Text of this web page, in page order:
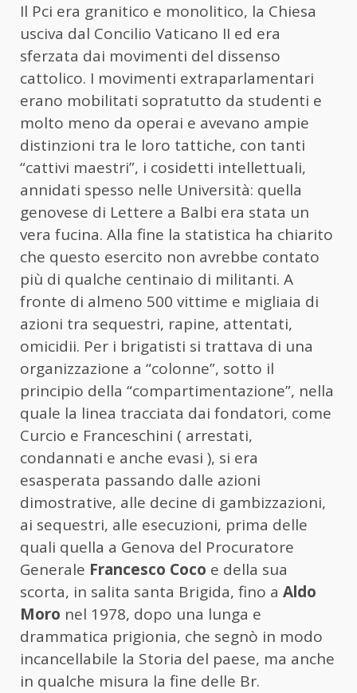
Il Pci era granitico e monolitico, la Chiesa
usciva dal Concilio Vaticano II ed era
sferzata dai movimenti del dissenso
cattolico. I movimenti extraparlamentari
erano mobilitati sopratutto da studenti e
molto meno da operai e avevano ampie
distinzioni tra le loro tattiche, con tanti
“cattivi maestri”, i cosidetti intellettuali,
annidati spesso nelle Università: quella
genovese di Lettere a Balbi era stata un
vera fucina. Alla fine la statistica ha chiarito
che questo esercito non avrebbe contato
più di qualche centinaio di militanti. A
fronte di almeno 500 vittime e migliaia di
azioni tra sequestri, rapine, attentati,
omicidii. Per i brigatisti si trattava di una
organizzazione a “colonne”, sotto il
principio della “compartimentazione”, nella
quale la linea tracciata dai fondatori, come
Curcio e Franceschini ( arrestati,
condannati e anche evasi ), si era
esasperata passando dalle azioni
dimostrative, alle decine di gambizzazioni,
ai sequestri, alle esecuzioni, prima delle
quali quella a Genova del Procuratore
Generale Francesco Coco e della sua
scorta, in salita santa Brigida, fino a Aldo
Moro nel 1978, dopo una lunga e
drammatica prigionia, che segnò in modo
incancellabile la Storia del paese, ma anche
in qualche misura la fine delle Br.